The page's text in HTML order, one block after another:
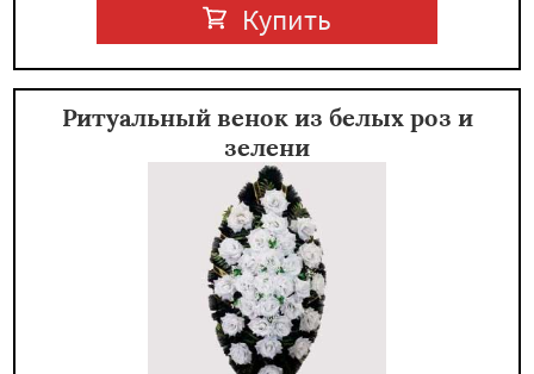
Купить
Ритуальный венок из белых роз и
зелени